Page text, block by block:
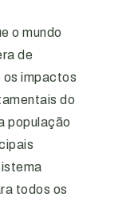
o mundo
de
os impactos
do
população
todos os